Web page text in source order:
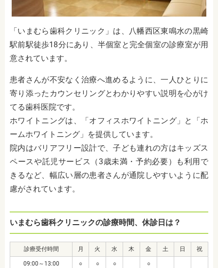
「いまむら歯科クリニック」は、八幡西区東鳴水の黒崎
駅前駅徒歩18分にあり、半個室と完全個室の診療室が用
意されています。
患者さんが不安なく治療へ進めるように、一人ひとりに
寄り添ったカウンセリングとわかりやすい説明を心がけ
てる歯科医院です。
ホワイトニングは、「オフィスホワイトニング」と「ホ
ームホワイトニング」を提供しています。
院内はバリアフリー設計で、子ども連れの方はキッズス
ペースや託児サービス（3歳未満・予約必要）も利用で
きるなど、幅広い層の患者さんが通院しやすいように配
慮がされています。
いまむら歯科クリニックの診療時間、休診日は？
診療受付時間 月 火 水 木 金 土 日 祝
09:00～13:00 ○ ○ ○ ○